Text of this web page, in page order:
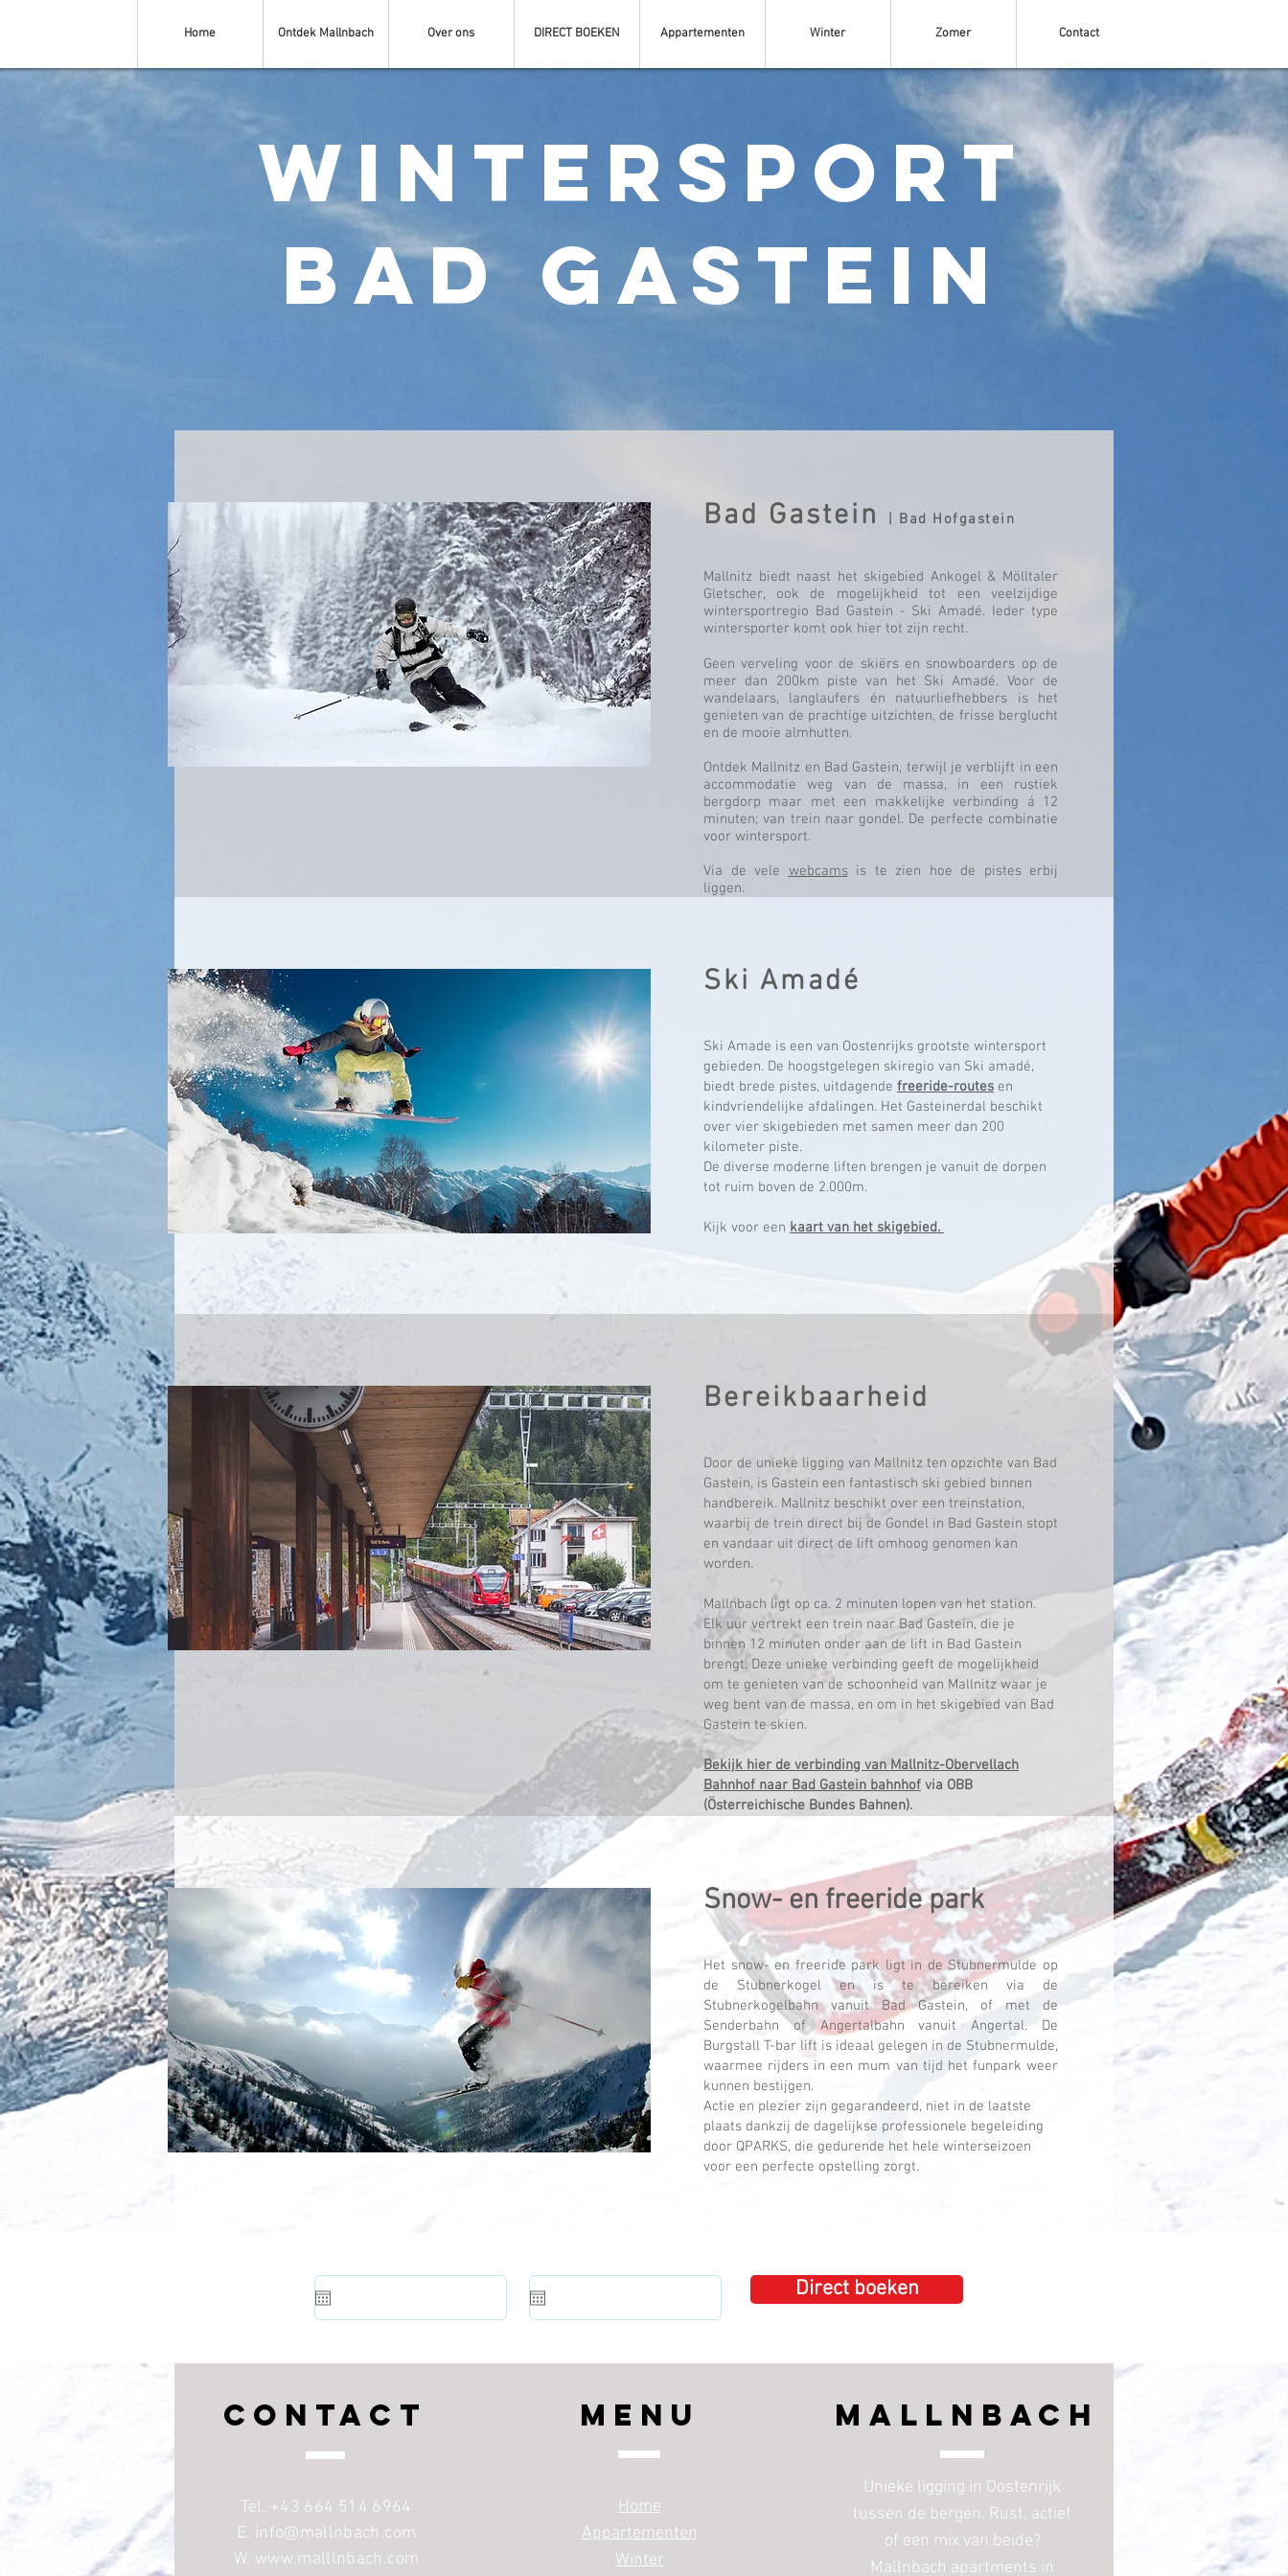
Home Ontdek Mallnbach Over ons DIRECT BOEKEN Appartementen Winter Zomer Contact
Wintersport
Bad Gastein
Bad Gastein | Bad Hofgastein
Mallnitz biedt naast het skigebied Ankogel & Mölltaler
Gletscher, ook de mogelijkheid tot een veelzijdige
wintersportregio Bad Gastein - Ski Amadé. Ieder type
wintersporter komt ook hier tot zijn recht.
Geen verveling voor de skiërs en snowboarders op de
meer dan 200km piste van het Ski Amadé. Voor de
wandelaars, langlaufers én natuurliefhebbers is het
genieten van de prachtige uitzichten, de frisse berglucht
en de mooie almhutten.
Ontdek Mallnitz en Bad Gastein, terwijl je verblijft in een
accommodatie weg van de massa, in een rustiek
bergdorp maar met een makkelijke verbinding á 12
minuten; van trein naar gondel. De perfecte combinatie
voor wintersport.
Via de vele webcamsis te zien hoe de pistes erbij
liggen.
Ski Amadé
Ski Amade is een van Oostenrijks grootste wintersport
gebieden. De hoogstgelegen skiregio van Ski amadé,
biedt brede pistes, uitdagende freeride-routes en
kindvriendelijke afdalingen. Het Gasteinerdal beschikt
over vier skigebieden met samen meer dan 200
kilometer piste.
De diverse moderne liften brengen je vanuit de dorpen
tot ruim boven de 2.000m.
Kijk voor een kaart van het skigebied.
Bereikbaarheid
Door de unieke ligging van Mallnitz ten opzichte van Bad
Gastein, is Gastein een fantastisch ski gebied binnen
handbereik. Mallnitz beschikt over een treinstation,
waarbij de trein direct bij de Gondel in Bad Gastein stopt
en vandaar uit direct de lift omhoog genomen kan
worden.
Mallnbach ligt op ca. 2 minuten lopen van het station.
Elk uur vertrekt een trein naar Bad Gastein, die je
binnen 12 minuten onder aan de lift in Bad Gastein
brengt. Deze unieke verbinding geeft de mogelijkheid
om te genieten van de schoonheid van Mallnitz waar je
weg bent van de massa, en om in het skigebied van Bad
Gastein te skien.
Bekijk hier de verbinding van Mallnitz-Obervellach
Bahnhof naar Bad Gastein bahnhof via OBB
(Österreichische Bundes Bahnen).
Snow- en freeride park
Het snow- en freeride park ligt in de Stubnermulde op
de Stubnerkogel en is te bereiken via de
Stubnerkogelbahn vanuit Bad Gastein, of met de
Senderbahn of Angertalbahn vanuit Angertal. De
Burgstall T-bar lift is ideaal gelegen in de Stubnermulde,
waarmee rijders in een mum van tijd het funpark weer
kunnen bestijgen.
Actie en plezier zijn gegarandeerd, niet in de laatste
plaats dankzij de dagelijkse professionele begeleiding
door QPARKS, die gedurende het hele winterseizoen
voor een perfecte opstelling zorgt.
Direct boeken
CONTACT
Tel. +43 664 514 6964
E. info@mallnbach.com
W. www.malllnbach.com
Menu
Home
Appartementen
Winter
Mallnbach
Unieke ligging in Oostenrijk
tussen de bergen. Rust, actief
of een mix van beide?
Mallnbach apartments in